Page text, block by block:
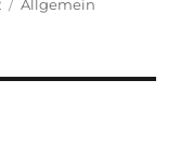
Allgemein